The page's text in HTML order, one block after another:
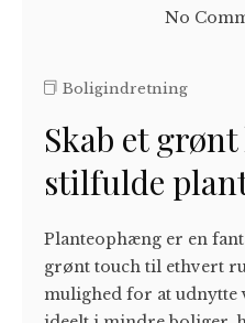
No
Boligindretning
Skab et
stilfulde
Planteophæng er en
grønt touch til ethvert
mulighed for at udnytte